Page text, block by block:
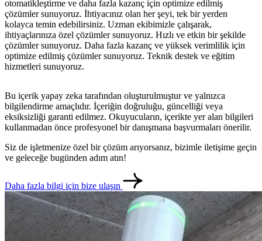
otomatikleştirme ve daha fazla kazanç için optimize edilmiş
çözümler sunuyoruz. İhtiyacınız olan her şeyi, tek bir yerden
kolayca temin edebilirsiniz. Uzman ekibimizle çalışarak,
ihtiyaçlarınıza özel çözümler sunuyoruz. Hızlı ve etkin bir şekilde
çözümler sunuyoruz. Daha fazla kazanç ve yüksek verimlilik için
optimize edilmiş çözümler sunuyoruz. Teknik destek ve eğitim
hizmetleri sunuyoruz.
Bu içerik yapay zeka tarafından oluşturulmuştur ve yalnızca
bilgilendirme amaçlıdır. İçeriğin doğruluğu, güncelliği veya
eksiksizliği garanti edilmez. Okuyucuların, içerikte yer alan bilgileri
kullanmadan önce profesyonel bir danışmana başvurmaları önerilir.
Siz de işletmenize özel bir çözüm arıyorsanız, bizimle iletişime geçin
ve geleceğe bugünden adım atın!
Daha fazla bilgi için bize ulaşın